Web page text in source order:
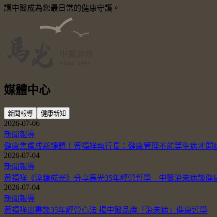
讓中醫成為您最日常的健康守護。
媒體中心
新聞報導 健康新知
2026-07-06
新聞報導
健康焦慮成新課題！黃福祥執行長：健康管理不能等生病才開
2026-07-04
新聞報導
黃福祥《淬鍊成光》分享馬光35年經營哲學 中醫治未病談健
2026-07-04
新聞報導
黃福祥出書談35年經營心法 揭中醫品牌「治未病」健康哲學